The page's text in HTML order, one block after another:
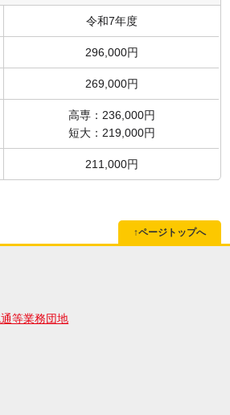
令和7年度
296,000円
269,000円
高専：236,000円
短大：219,000円
211,000円
↑ページトップへ
等業務団地